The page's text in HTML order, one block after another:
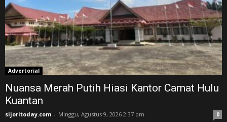
Advertorial
Nuansa Merah Putih Hiasi Kantor Camat Hulu
Kuantan
sijoritoday.com - Minggu, Agustus 9, 2026 2:37 pm 0